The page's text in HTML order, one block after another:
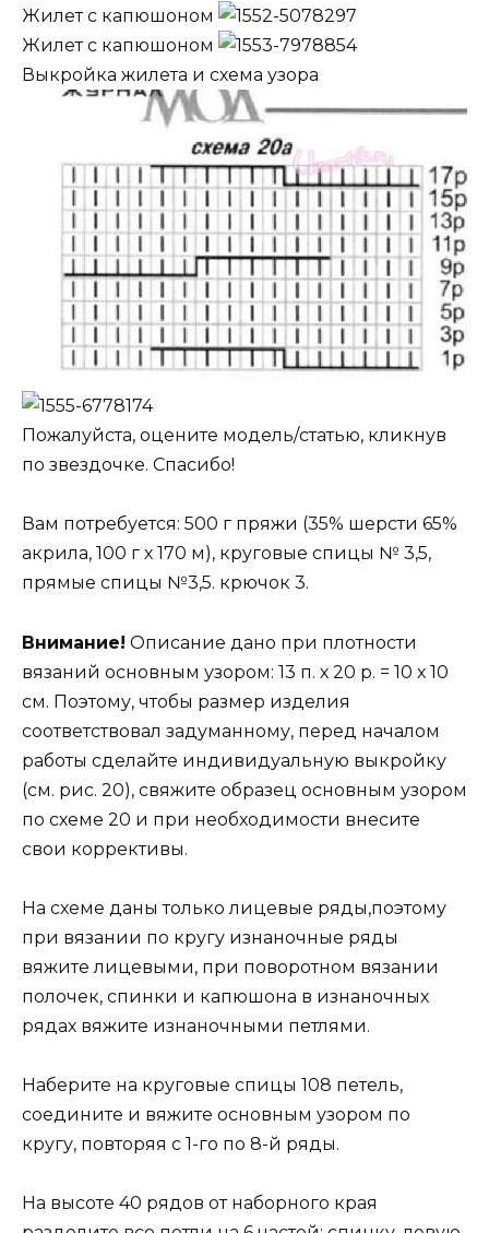
Жилет с капюшоном
Жилет с капюшоном
Выкройка жилета и схема узора
Пожалуйста, оцените модель/статью, кликнув
по звездочке. Спасибо!
Вам потребуется: 500 г пряжи (35% шерсти 65%
акрила, 100 г х 170 м), круговые спицы № 3,5,
прямые спицы №3,5. крючок 3.
Внимание! Описание дано при плотности
вязаний основным узором: 13 п. х 20 р. = 10 х 10
см. Поэтому, чтобы размер изделия
соответствовал задуманному, перед началом
работы сделайте индивидуальную выкройку
(см. рис. 20), свяжите образец основным узором
по схеме 20 и при необходимости внесите
свои коррективы.
На схеме даны только лицевые ряды,поэтому
при вязании по кругу изнаночные ряды
вяжите лицевыми, при поворотном вязании
полочек, спинки и капюшона в изнаночных
рядах вяжите изнаночными петлями.
Наберите на круговые спицы 108 петель,
соедините и вяжите основным узором по
кругу, повторяя с 1-го по 8-й ряды.
На высоте 40 рядов от наборного края